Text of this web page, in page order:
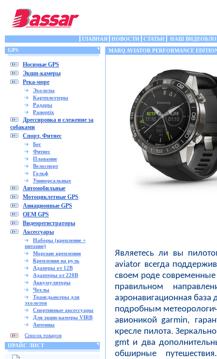
ГЛАВНАЯ НОВОСТИ СТАТЬИ
НАШ
GPS
Носимые GPS
Экшн-камеры
Река-море
Эхолоты
Картплоттеры
Радары
Panoptix
Дрессировка и слежение за
собаками
Спорт, Фитнес
Бег
Фитнес
Плавание
Велоспорт
Гольф
Универсальные
Автомобильные
Мотоциклетные GPS
Авиационные GPS
OEM GPS
Видеорегистраторы
Аксессуары
Наборы (крепление +
питание)
Морские крепления
Крепления на руль
Адаперы от 12В
Адаптеры от 220В
Аккумуляторы
Чехлы
Трансдьюсеры для
эхолотов
Спортивные аксессуары
Для экшн-камеры VIRB
Антенны
Список товаров
ПРАЙС ЛИСТ
MARQ AVIATOR PERFORMANCE
Являетесь ли вы
aviator всегда
своем роде
правильном
аэронавигационная база
подробным
авионикой garmin,
кресле пилота.
gmt и два
обширные